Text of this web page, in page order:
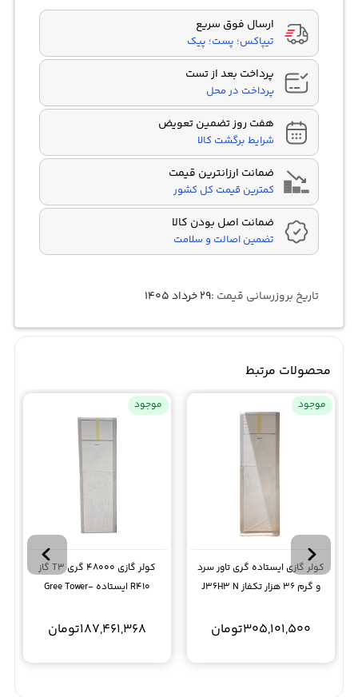
ارسال فوق سریع
تیپاکس؛ پست؛ پیک
پرداخت بعد از تست
پرداخت در محل
هفت روز تضمین تعویض
شرایط برگشت کالا
ضمانت ارزانترین قیمت
کمترین قیمت کل کشور
ضمانت اصل بودن کالا
تضمین اصالت و سلامت
تاریخ بروزرسانی قیمت :۲۹ خرداد ۱۴۰۵
محصولات مرتبط
موجود
کولر گازی ایستاده گری تاور سرد
و گرم 36 هزار تکفاز J36H3 N
305,101,500تومان
موجود
کولر گازی 48000 گری T3 گاز
R410 ایستاده Gree Tower-
187,461,368تومان